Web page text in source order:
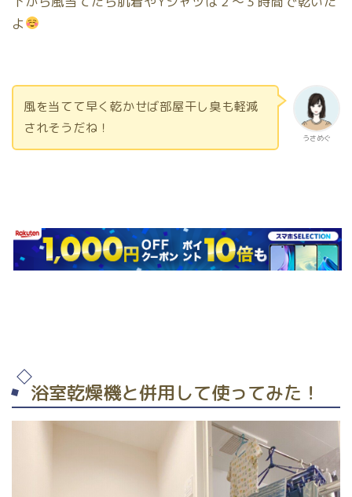
よ
うさめぐ
風を当てて早く乾かせば部屋干し臭も軽減
されそうだね！
浴室乾燥機と併用して使ってみた！